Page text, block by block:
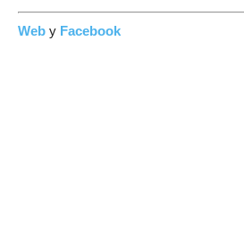
Web y Facebook